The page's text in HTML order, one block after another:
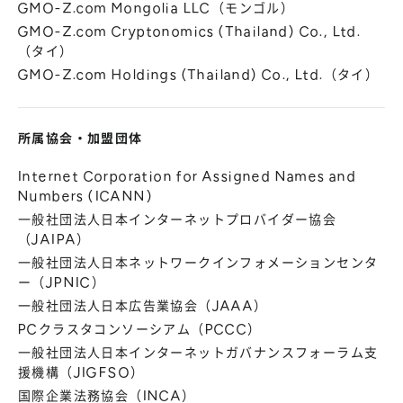
GMO-Z.com Mongolia LLC（モンゴル）
GMO-Z.com Cryptonomics (Thailand) Co., Ltd.
（タイ）
GMO-Z.com Holdings (Thailand) Co., Ltd.（タイ）
所属協会 ・加盟団体
Internet Corporation for Assigned Names and
Numbers (ICANN)
一般社団法人日本インターネットプロバイダー協会
（JAIPA）
一般社団法人日本ネットワークインフォメーションセンタ
ー（JPNIC）
一般社団法人日本広告業協会（JAAA）
PCクラスタコンソーシアム（PCCC）
一般社団法人日本インターネットガバナンスフォーラム支
援機構（JIGFSO）
国際企業法務協会（INCA）